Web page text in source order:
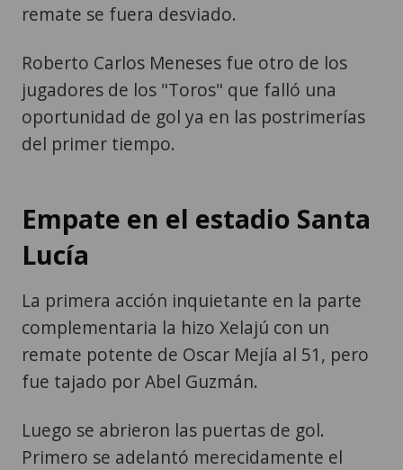
remate se fuera desviado.
Roberto Carlos Meneses fue otro de los
jugadores de los "Toros" que falló una
oportunidad de gol ya en las postrimerías
del primer tiempo.
Empate en el estadio Santa
Lucía
La primera acción inquietante en la parte
complementaria la hizo Xelajú con un
remate potente de Oscar Mejía al 51, pero
fue tajado por Abel Guzmán.
Luego se abrieron las puertas de gol.
Primero se adelantó merecidamente el